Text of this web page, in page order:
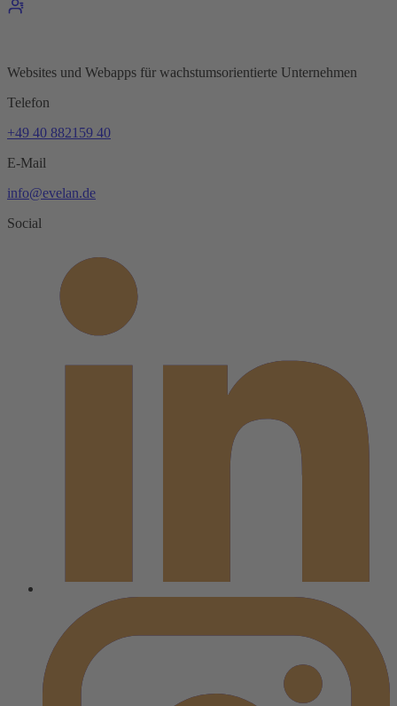
Websites und Webapps für wachstumsorientierte Unternehmen
Telefon
+49 40 882159 40
E-Mail
info@evelan.de
Social